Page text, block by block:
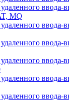
ввода-
MQ
ввода-
ввода-
ввода-
ввода-
ввода-